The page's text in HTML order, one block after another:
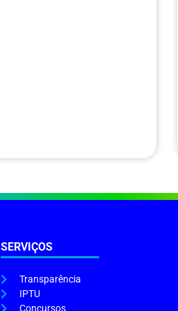
SERVIÇOS
Transparência
IPTU
Concursos